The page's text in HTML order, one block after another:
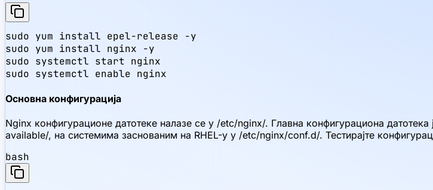
sudo yum install epel-release -y
sudo yum install nginx -y
sudo systemctl start nginx
sudo systemctl enable nginx
Основна конфигурација
Nginx конфигурационе датотеке налазе се у /etc/nginx/. Главна конфигурациона
available/, на системима заснованим на RHEL-у у /etc/nginx/conf.d/. Тестирајте
bash